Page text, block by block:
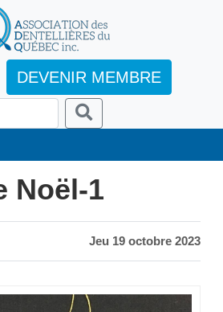
DEVENIR MEMBRE
Noël-1
Jeu 19 octobre 2023